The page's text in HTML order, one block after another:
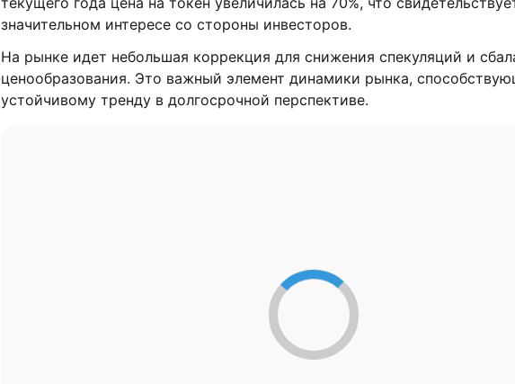
значительном интересе со стороны инвесторов.
На рынке идет небольшая коррекция для снижения спекуляций и
ценообразования. Это важный элемент динамики рынка,
устойчивому тренду в долгосрочной перспективе.